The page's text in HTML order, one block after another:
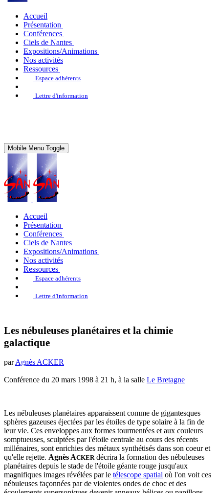
Accueil
Présentation
Conférences
Ciels de Nantes
Expositions/Animations
Nos activités
Ressources
Espace adhérents
Lettre d'information
Mobile Menu Toggle
Accueil
Présentation
Conférences
Ciels de Nantes
Expositions/Animations
Nos activités
Ressources
Espace adhérents
Lettre d'information
Les nébuleuses planétaires et la chimie
galactique
parAgnès ACKER
Conférence du 20 mars 1998 à 21 h, à la salle Le Bretagne
Les nébuleuses planétaires apparaissent comme de gigantesques
sphères gazeuses éjectées par les étoiles de type solaire à la fin de
leur vie. Ces enveloppes aux formes tourmentées et aux couleurs
somptueuses, sculptées par l'étoile centrale au cours des récents
millénaires, sont enrichies des métaux synthétisés dans son coeur et
qu'elle rejette. Agnès ACKER décrira la formation des nébuleuses
planétaires depuis le stade de l'étoile géante rouge jusqu'aux
magnifiques images révélées par le télescope spatial où l'on voit ces
nébuleuses façonnées par de violentes ondes de choc et des